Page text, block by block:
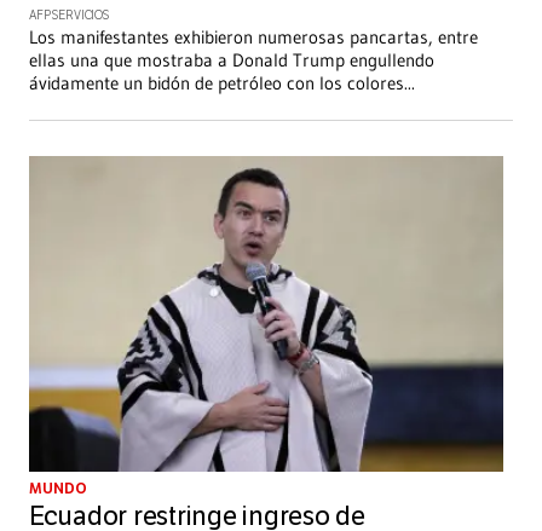
AFP SERVICIOS
Los manifestantes exhibieron numerosas pancartas, entre
ellas una que mostraba a Donald Trump engullendo
ávidamente un bidón de petróleo con los colores...
MUNDO
Ecuador restringe ingreso de